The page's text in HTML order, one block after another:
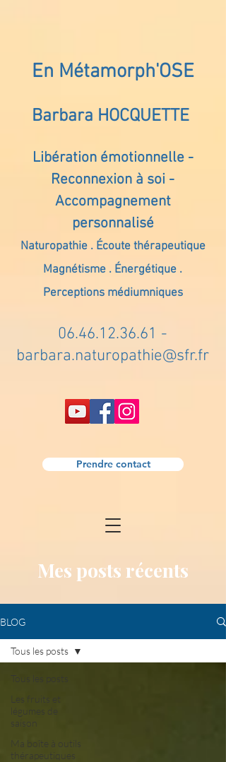
En Métamorph'OSE
Barbara HOCQUETTE
Libération émotionnelle -
Reconnexion à soi -
Accompagnement
personnalisé
Naturopathie . Écoute thérapeutique
Magnétisme . Énergétique .
Perceptions médiumniques
06.46.12.36.61 -
barbara.naturopathie@sfr.fr
Prendre contact
Mes posts récents
BLOG
Tous les posts
Les fruits et
légumes de
thérapeutiques
Tous les posts